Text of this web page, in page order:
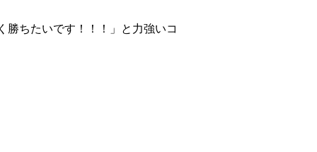
勝ちたいです！！！」と力強いコ